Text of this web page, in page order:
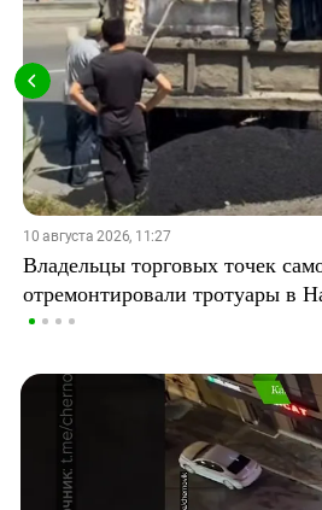
10 августа 2026, 11:27
Владельцы торговых точек
отремонтировали тротуары в